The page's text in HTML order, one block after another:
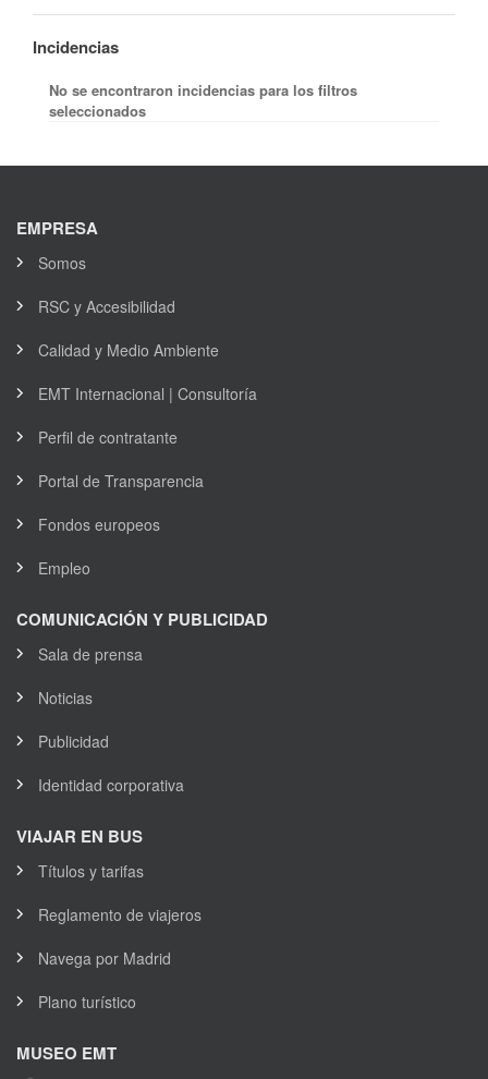
Incidencias
No se encontraron incidencias para los filtros
seleccionados
EMPRESA
Somos
RSC y Accesibilidad
Calidad y Medio Ambiente
EMT Internacional | Consultoría
Perfil de contratante
Portal de Transparencia
Fondos europeos
Empleo
COMUNICACIÓN Y PUBLICIDAD
Sala de prensa
Noticias
Publicidad
Identidad corporativa
VIAJAR EN BUS
Títulos y tarifas
Reglamento de viajeros
Navega por Madrid
Plano turístico
MUSEO EMT